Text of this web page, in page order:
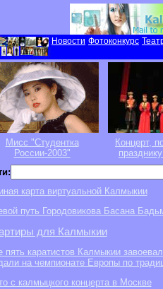
Новости Фотоконкурс
Мисс "Студентка
России-2003"
Концерт,
карта виртуальной Калмыкии
путь Городовикова Басана
для Калмыкии
пять каратистов Калмыкии
на чемпионате Европы по
с калмыцкого концерта в Москве